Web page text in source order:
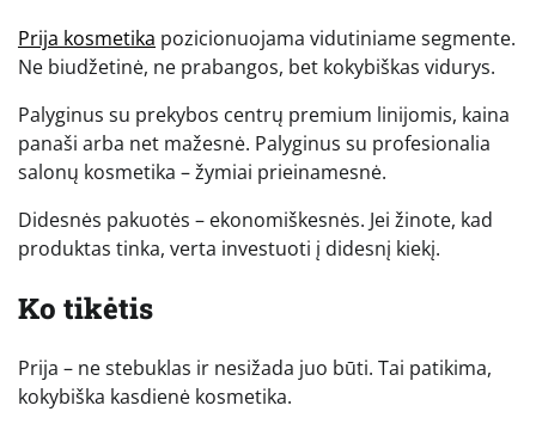
Prija kosmetika pozicionuojama vidutiniame segmente.
Ne biudžetinė, ne prabangos, bet kokybiškas vidurys.
Palyginus su prekybos centrų premium linijomis, kaina
panaši arba net mažesnė. Palyginus su profesionalia
salonų kosmetika – žymiai prieinamesnė.
Didesnės pakuotės – ekonomiškesnės. Jei žinote, kad
produktas tinka, verta investuoti į didesnį kiekį.
Ko tikėtis
Prija – ne stebuklas ir nesižada juo būti. Tai patikima,
kokybiška kasdienė kosmetika.